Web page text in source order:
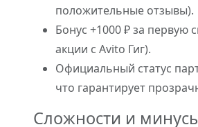
положительные отзывы).
Бонус +1000 ₽ за первую
акции с Avito Гиг).
Официальный статус
что гарантирует
Сложности и